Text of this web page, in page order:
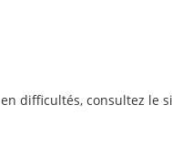
difficultés, consultez le